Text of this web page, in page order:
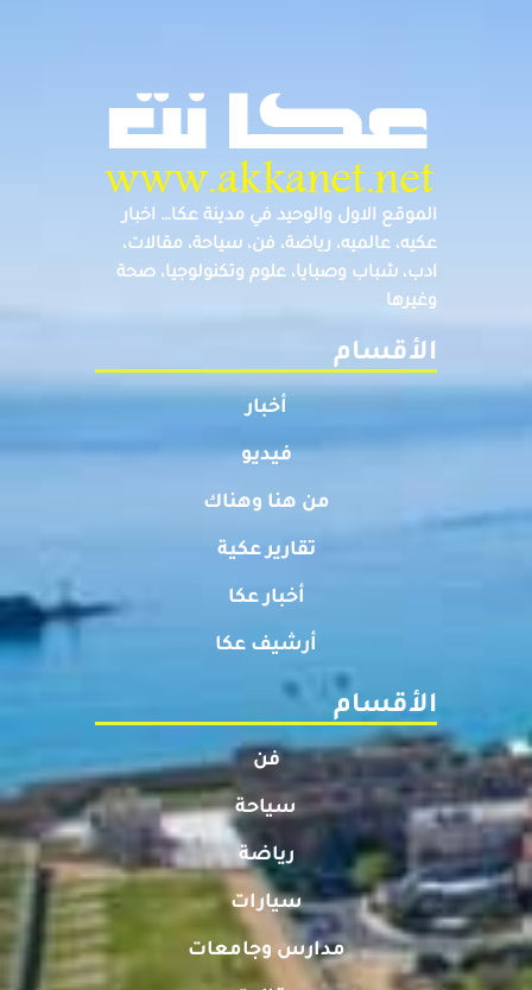
الموقع الاول والوحيد في مدينة عكا… اخبار
عكيه، عالميه، رياضة، فن، سياحة، مقالات،
ادب، شباب وصبايا، علوم وتكنولوجيا، صحة
وغيرها
الأقسام
أخبار
فيديو
من هنا وهناك
تقارير عكية
أخبار عكا
أرشيف عكا
الأقسام
فن
سياحة
رياضة
سيارات
مدارس وجامعات